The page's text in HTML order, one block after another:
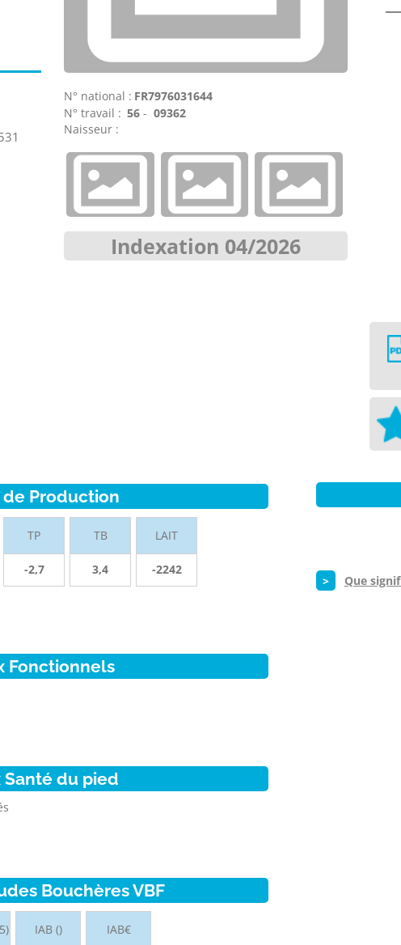
N° national : FR7976031644
N° travail : 56 - 09362
Naisseur :
Indexation 04/2026
Production
TP
-2,7
TB
3,4
LAIT
-2242
Fonctionnels
Santé du pied
Bouchères VBF
IAB () IAB€
> Que